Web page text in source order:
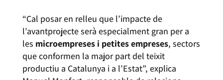
“Cal posar en relleu que l’impacte de
l’avantprojecte serà especialment gran per a
les microempreses i petites empreses, sectors
que conformen la major part del teixit
productiu a Catalunya i a l’Estat”, explica